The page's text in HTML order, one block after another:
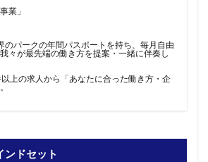
業」
のパークの年間パスポートを持ち、毎月自由
々が最先端の働き方を提案・一緒に伴奏し
上の求人から「あなたに合った働き方・企
ンドセット